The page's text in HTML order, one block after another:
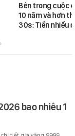
Bên trong cuộc
10 năm và hơn
30s: Tiền nhiều
bao nhiêu 1